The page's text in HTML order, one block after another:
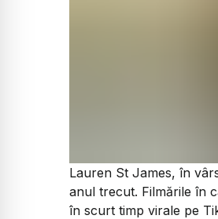
Lauren St James, în
anul trecut. Filmările în
în scurt timp virale pe